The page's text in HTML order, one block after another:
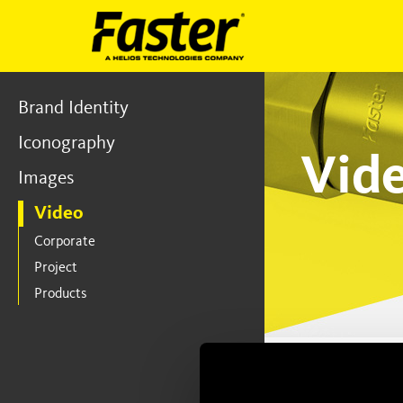
Brand Identity
Iconography
Images
Video
Corporate
Project
Products